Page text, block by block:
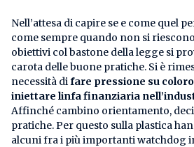
Nell’attesa di capire se e come quel
come sempre quando non si
obiettivi col bastone della legge si
carota delle buone pratiche. Si è
necessità difare pressione su
iniettare linfa finanziaria
Affinché cambino orientamento,
pratiche. Per questo sulla plastica
alcuni fra i più importanti watchdog